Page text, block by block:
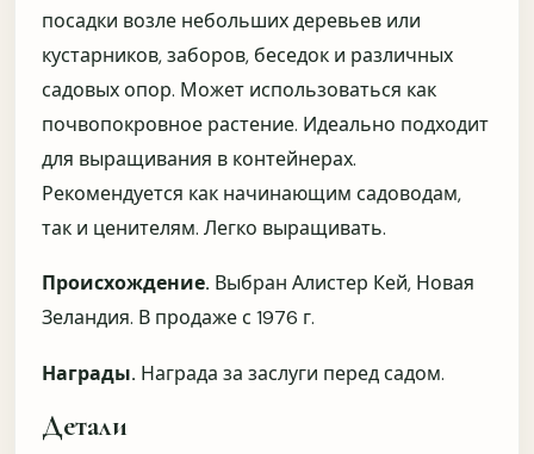
посадки возле небольших деревьев или
кустарников, заборов, беседок и различных
садовых опор. Может использоваться как
почвопокровное растение. Идеально подходит
для выращивания в контейнерах.
Рекомендуется как начинающим садоводам,
так и ценителям. Легко выращивать.
Происхождение. Выбран Алистер Кей, Новая
Зеландия. В продаже с 1976 г.
Награды. Награда за заслуги перед садом.
Детали
Да, всё понятно Нужно больше пояснений
Не хватило информации
Что улучшить в теме качества саженцев?